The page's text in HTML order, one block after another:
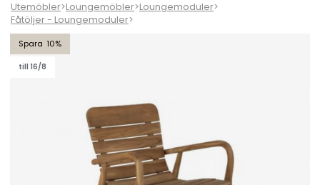
Utemöbler>Loungemöbler>Loungemoduler>
Fåtöljer - Loungemoduler>
10
till 16/8
Lilja loungefåtölj - teak